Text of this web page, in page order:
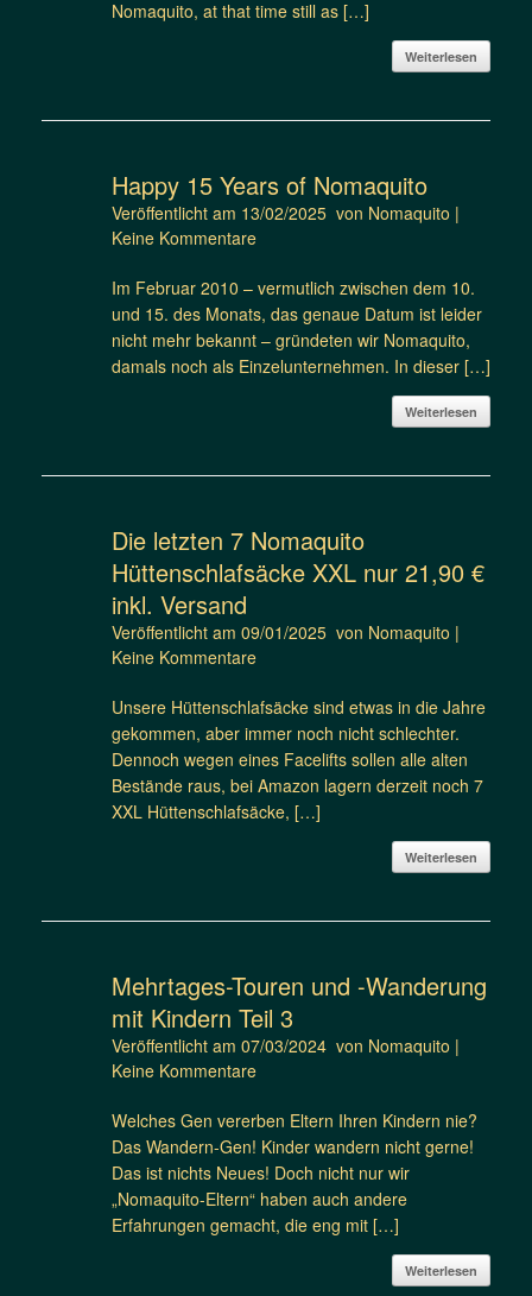
Nomaquito, at that time still as […]
Weiterlesen
Happy 15 Years of Nomaquito
Veröffentlicht am 13/02/2025 von Nomaquito |
Keine Kommentare
Im Februar 2010 – vermutlich zwischen dem 10.
und 15. des Monats, das genaue Datum ist leider
nicht mehr bekannt – gründeten wir Nomaquito,
damals noch als Einzelunternehmen. In dieser […]
Weiterlesen
Die letzten 7 Nomaquito
Hüttenschlafsäcke XXL nur 21,90 €
inkl. Versand
Veröffentlicht am 09/01/2025 von Nomaquito |
Keine Kommentare
Unsere Hüttenschlafsäcke sind etwas in die Jahre
gekommen, aber immer noch nicht schlechter.
Dennoch wegen eines Facelifts sollen alle alten
Bestände raus, bei Amazon lagern derzeit noch 7
XXL Hüttenschlafsäcke, […]
Weiterlesen
Mehrtages-Touren und -Wanderung
mit Kindern Teil 3
Veröffentlicht am 07/03/2024 von Nomaquito |
Keine Kommentare
Welches Gen vererben Eltern Ihren Kindern nie?
Das Wandern-Gen! Kinder wandern nicht gerne!
Das ist nichts Neues! Doch nicht nur wir
„Nomaquito-Eltern“ haben auch andere
Erfahrungen gemacht, die eng mit […]
Weiterlesen